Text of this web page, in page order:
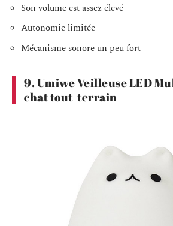
Son volume est assez élevé
Autonomie limitée
Mécanisme sonore un peu fort
9. Umiwe Veilleuse LED
chat tout-terrain